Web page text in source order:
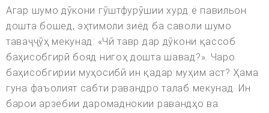
Агар шумо дӯкони гӯштфурӯшии хурд ё павильон
дошта бошед, эҳтимоли зиёд ба саволи шумо
таваҷҷӯҳ мекунад: «Чӣ тавр дар дӯкони қассоб
баҳисобгирӣ бояд нигоҳ дошта шавад?». Чаро
баҳисобгирии муҳосибӣ ин қадар муҳим аст? Ҳама
гуна фаъолият сабти равандро талаб мекунад. Ин
барои арзёбии даромаднокии равандҳо ва